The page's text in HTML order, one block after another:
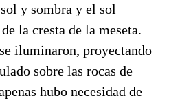
y sombra y el sol
la cresta de la meseta.
iluminaron, proyec­tando
sobre las rocas de
hubo ne­cesidad de